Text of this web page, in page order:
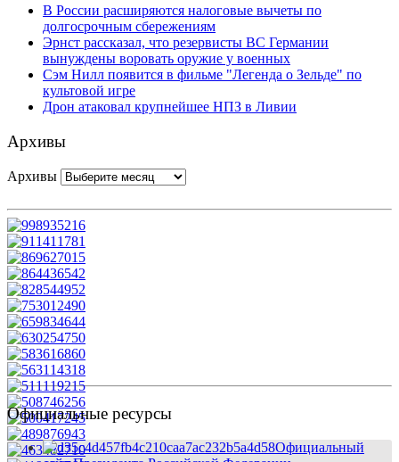
В России расширяются налоговые вычеты по
долгосрочным сбережениям
Эрнст рассказал, что резервисты ВС Германии
вынуждены воровать оружие у военных
Сэм Нилл появится в фильме "Легенда о Зельде" по
культовой игре
Дрон атаковал крупнейшее НПЗ в Ливии
Архивы
Архивы
Официальные ресурсы
Официальный